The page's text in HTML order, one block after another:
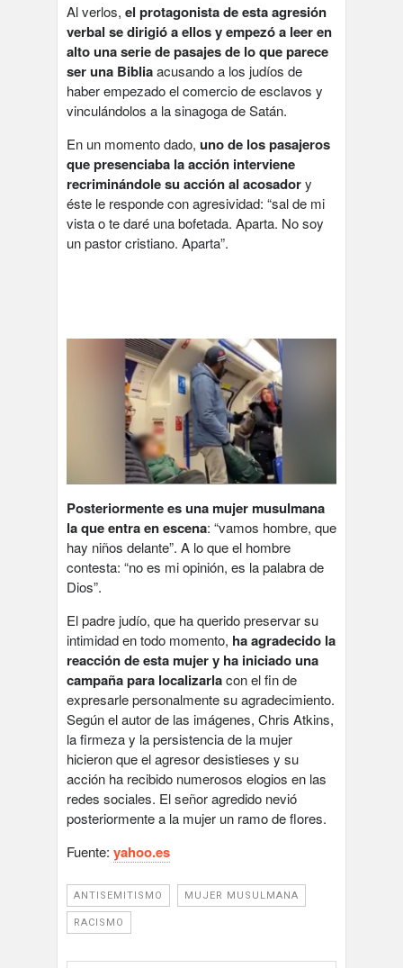
Al verlos, el protagonista de esta agresión
verbal se dirigió a ellos y empezó a leer en
alto una serie de pasajes de lo que parece
ser una Bibliaacusando a los judíos de
haber empezado el comercio de esclavos y
vinculándolos a la sinagoga de Satán.
En un momento dado, uno de los pasajeros
que presenciaba la acción interviene
recriminándole su acción al acosadory
éste le responde con agresividad: “sal de mi
vista o te daré una bofetada. Aparta. No soy
un pastor cristiano. Aparta”.
Posteriormente es una mujer musulmana
la que entra en escena: “vamos hombre, que
hay niños delante”. A lo que el hombre
contesta: “no es mi opinión, es la palabra de
Dios”.
El padre judío, que ha querido preservar su
intimidad en todo momento, ha agradecido la
reacción de esta mujer y ha iniciado una
campaña para localizarlacon el fin de
expresarle personalmente su agradecimiento.
Según el autor de las imágenes, Chris Atkins,
la firmeza y la persistencia de la mujer
hicieron que el agresor desistieses y su
acción ha recibido numerosos elogios en las
redes sociales. El señor agredido nevió
posteriormente a la mujer un ramo de flores.
Fuente: yahoo.es
ANTISEMITISMO MUJER MUSULMANA
RACISMO